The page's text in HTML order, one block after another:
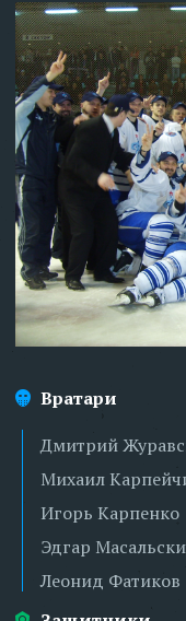
Вратари
Дмитрий
Михаил
Игорь Карпенко
Эдгар
Леонид Фатиков